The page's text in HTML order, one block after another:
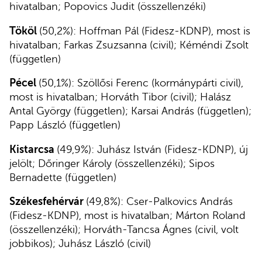
hivatalban; Popovics Judit (összellenzéki)
Tököl (50,2%): Hoffman Pál (Fidesz-KDNP), most is
hivatalban; Farkas Zsuzsanna (civil); Kéméndi Zsolt
(független)
Pécel (50,1%): Szöllősi Ferenc (kormánypárti civil),
most is hivatalban; Horváth Tibor (civil); Halász
Antal György (független); Karsai András (független);
Papp László (független)
Kistarcsa (49,9%): Juhász István (Fidesz-KDNP), új
jelölt; Dőringer Károly (összellenzéki); Sipos
Bernadette (független)
Székesfehérvár (49,8%): Cser-Palkovics András
(Fidesz-KDNP), most is hivatalban; Márton Roland
(összellenzéki); Horváth-Tancsa Ágnes (civil, volt
jobbikos); Juhász László (civil)